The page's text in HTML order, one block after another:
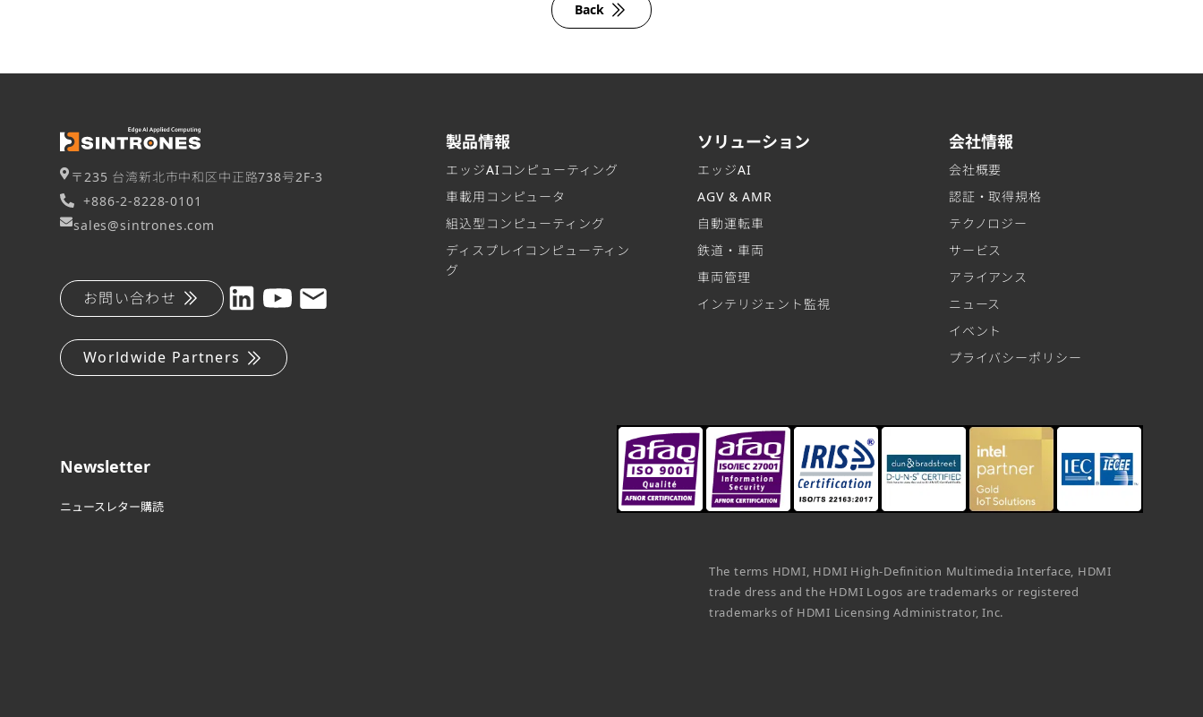
Back
〒235 台湾新北市中和区中正路738号2F-3
+886-2-8228-0101
sales@sintrones.com
お問い合わせ
Worldwide Partners
Newsletter
ニュースレター購読
製品情報
エッジAIコンピューティング
車載用コンピュータ
組込型コンピューティング
ディスプレイコンピューティン
グ
ソリューション
エッジAI
AGV & AMR
自動運転車
鉄道・車両
車両管理
インテリジェント監視
会社情報
会社概要
認証・取得規格
テクノロジー
サービス
アライアンス
ニュース
イベント
プライバシーポリシー
The terms HDMI, HDMI High-Definition Multimedia Interface, HDMI
trade dress and the HDMI Logos are trademarks or registered
trademarks of HDMI Licensing Administrator, Inc.